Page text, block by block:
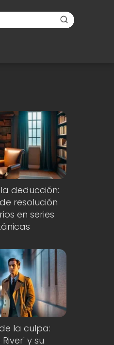
deducción:
resolución
en series
la culpa:
y su